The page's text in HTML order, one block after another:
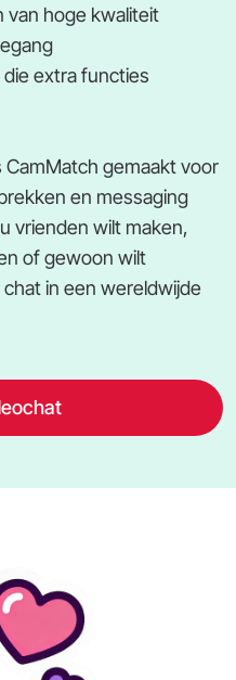
van hoge kwaliteit
extra functies
gemaakt voor
en messaging
vrienden wilt maken,
of gewoon wilt
in een wereldwijde